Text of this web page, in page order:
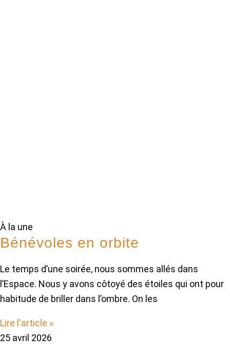
À la une
Bénévoles en orbite
Le temps d’une soirée, nous sommes allés dans
l’Espace. Nous y avons côtoyé des étoiles qui ont pour
habitude de briller dans l’ombre. On les
Lire l'article »
25 avril 2026